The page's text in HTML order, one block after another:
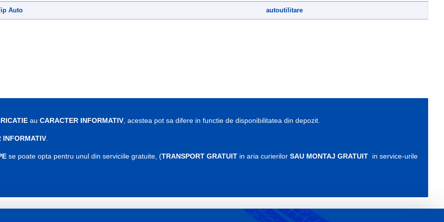
au CARACTER INFORMATIV, acestea pot sa difere in functie de disponibilitatea din depozit.
INFORMATIV.
se poate opta pentru unul din serviciile gratuite, (TRANSPORT GRATUIT in aria curierilor SAU MONTAJ GRATUIT in service-urile
Auto autoutilitare